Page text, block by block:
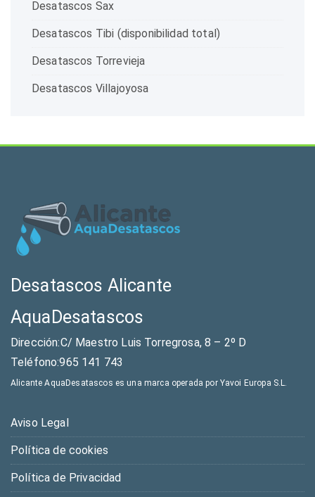
Desatascos Sax
Desatascos Tibi (disponibilidad total)
Desatascos Torrevieja
Desatascos Villajoyosa
Desatascos Alicante
AquaDesatascos
Dirección:C/ Maestro Luis Torregrosa, 8 – 2º D
Teléfono:965 141 743
Alicante AquaDesatascos es una marca operada por Yavoi Europa S.L.
Aviso Legal
Política de cookies
Política de Privacidad